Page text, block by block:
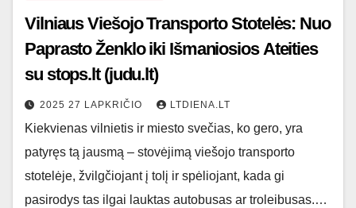
Vilniaus Viešojo Transporto Stotelės: Nuo
Paprasto Ženklo iki Išmaniosios Ateities
su stops.lt (judu.lt)
2025 27 LAPKRIČIO LTDIENA.LT
Kiekvienas vilnietis ir miesto svečias, ko gero, yra
patyręs tą jausmą – stovėjimą viešojo transporto
stotelėje, žvilgčiojant į tolį ir spėliojant, kada gi
pasirodys tas ilgai lauktas autobusas ar troleibusas.…